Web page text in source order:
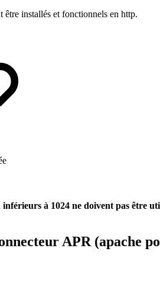
installés et fonctionnels en http.
à 1024 ne doivent pas être
APR (apache